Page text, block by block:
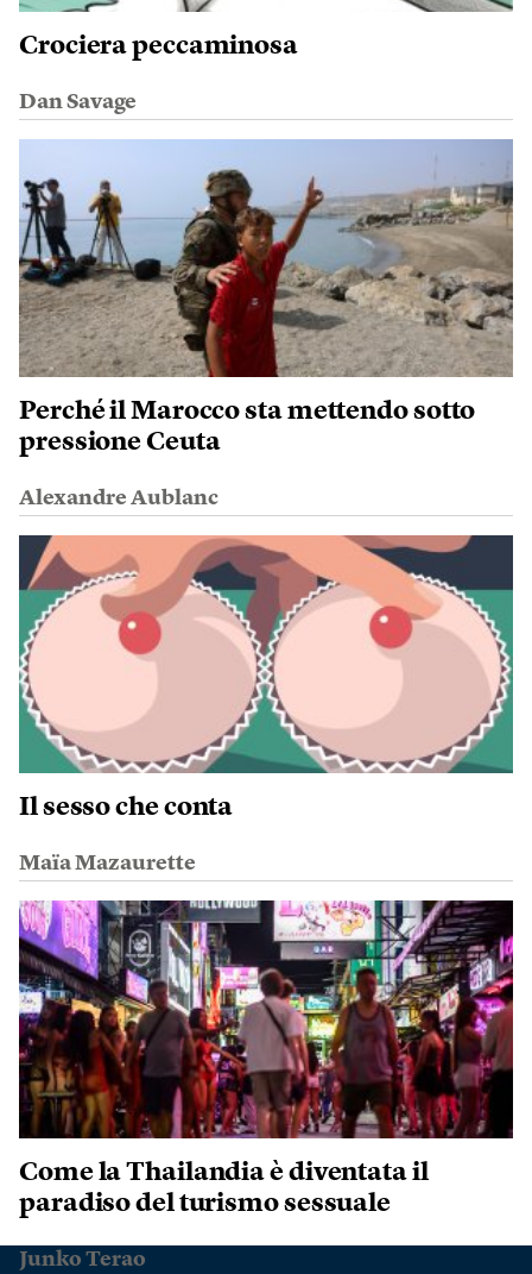
Crociera peccaminosa
Dan Savage
Perché il Marocco sta mettendo sotto
pressione Ceuta
Alexandre Aublanc
Il sesso che conta
Maïa Mazaurette
Come la Thailandia è diventata il
paradiso del turismo sessuale
Junko Terao